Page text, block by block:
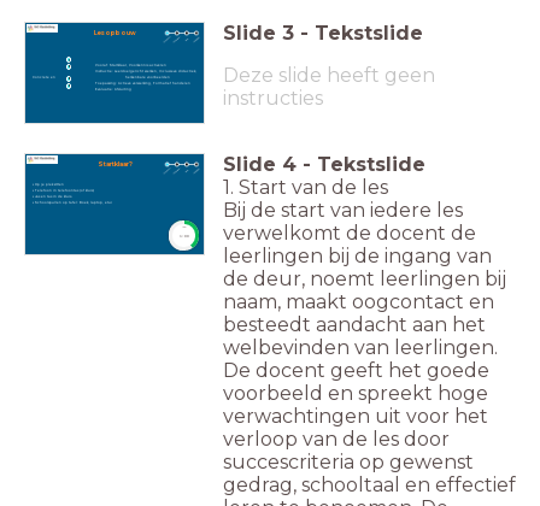
Lesopbouw
Vooraf: Startklaar, Voorkennis activeren
Instructie: Leerdoelgericht werken, Inclusieve didactiek,
Concrete en herkenbare voorbeelden
Toepassing: Actieve verwerking, Formatief handelen
Evaluatie: Afsluiting
1
2
3
4
Slide 3 - Tekstslide
Deze slide heeft geen
instructies
Startklaar?
• Op je plek zitten
• Telefoon in telefoontas (of kluis)
• Jas en tas in de kluis.
• Schoolspullen op tafel: Boek, laptop, etui
1:00
Slide 4 - Tekstslide
1. Start van de les
Bij de start van iedere les
verwelkomt de docent de
leerlingen bij de ingang van
de deur, noemt leerlingen bij
naam, maakt oogcontact en
besteedt aandacht aan het
welbevinden van leerlingen.
De docent geeft het goede
voorbeeld en spreekt hoge
verwachtingen uit voor het
verloop van de les door
succescriteria op gewenst
gedrag, schooltaal en effectief